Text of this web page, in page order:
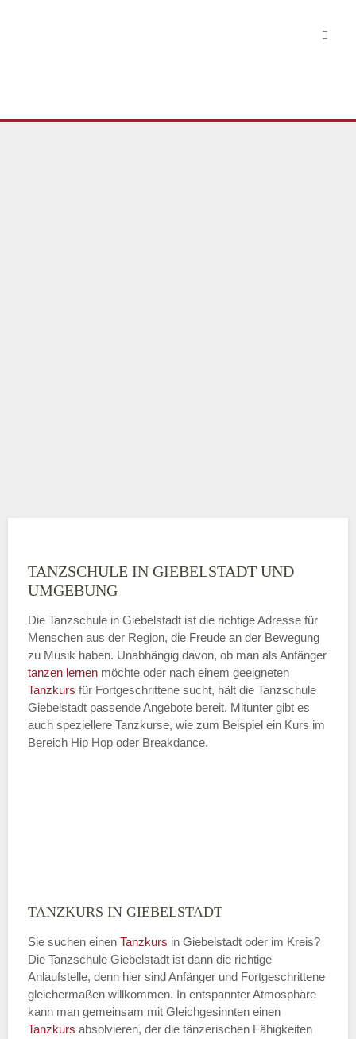
TANZSCHULE IN GIEBELSTADT UND
UMGEBUNG
Die Tanzschule in Giebelstadt ist die richtige Adresse für
Menschen aus der Region, die Freude an der Bewegung
zu Musik haben. Unabhängig davon, ob man als Anfänger
tanzen lernen möchte oder nach einem geeigneten
Tanzkurs für Fortgeschrittene sucht, hält die Tanzschule
Giebelstadt passende Angebote bereit. Mitunter gibt es
auch speziellere Tanzkurse, wie zum Beispiel ein Kurs im
Bereich Hip Hop oder Breakdance.
TANZKURS IN GIEBELSTADT
Sie suchen einen Tanzkurs in Giebelstadt oder im Kreis?
Die Tanzschule Giebelstadt ist dann die richtige
Anlaufstelle, denn hier sind Anfänger und Fortgeschrittene
gleichermaßen willkommen. In entspannter Atmosphäre
kann man gemeinsam mit Gleichgesinnten einen
Tanzkurs absolvieren, der die tänzerischen Fähigkeiten